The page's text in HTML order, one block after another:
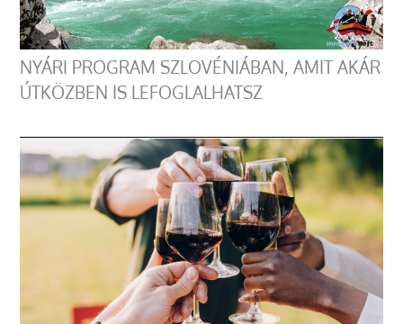
NYÁRI PROGRAM SZLOVÉNIÁBAN, AMIT AKÁR
ÚTKÖZBEN IS LEFOGLALHATSZ